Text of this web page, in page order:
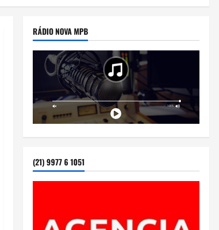
RÁDIO NOVA MPB
(21) 9977 6 1051